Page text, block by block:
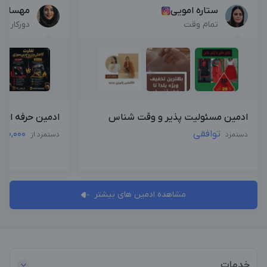
ستاره امویی
تمام وقت
ادمین مسئولیت پذیر و وقت شناس
دستمزد توافقی
مهسا
دورکاری
ادمین حرفه
دستمزد از
مشاهده ادمین های بیشتر